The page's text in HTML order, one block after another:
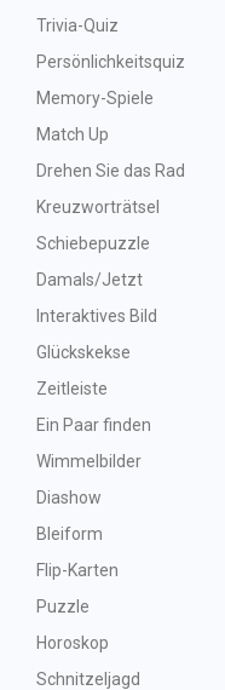
Trivia-Quiz
Persönlichkeitsquiz
Memory-Spiele
Match Up
Drehen Sie das Rad
Kreuzworträtsel
Schiebepuzzle
Damals/Jetzt
Interaktives Bild
Glückskekse
Zeitleiste
Ein Paar finden
Wimmelbilder
Diashow
Bleiform
Flip-Karten
Puzzle
Horoskop
Schnitzeljagd